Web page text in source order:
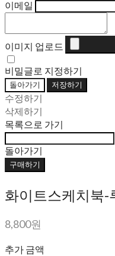
이메일
이미지 업로드
비밀글로 지정하기
돌아가기 저장하기
수정하기
삭제하기
목록으로 가기
돌아가기
구매하기
화이트스케치북-
8,800원
추가 금액